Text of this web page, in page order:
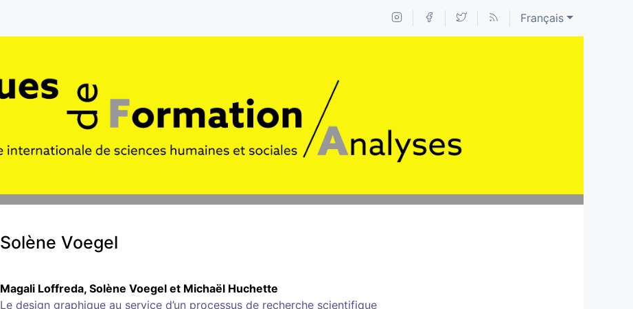
Français
Solène Voegel
Magali Loffreda, Solène Voegel et Michaël Huchette
Le design graphique au service d’un processus de recherche scientifique